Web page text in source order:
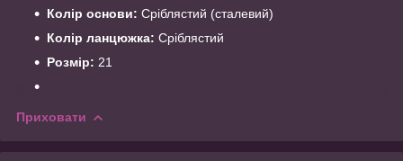
Колір основи: Сріблястий (сталевий)
Колір ланцюжка: Сріблястий
Розмір: 21
Приховати